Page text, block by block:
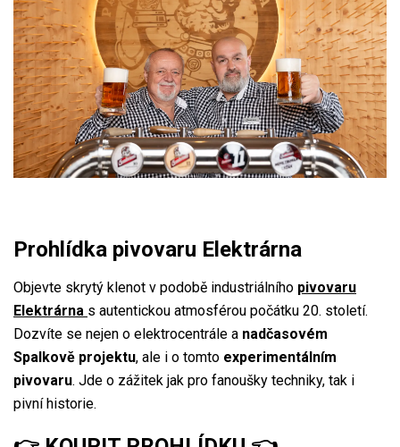
Prohlídka pivovaru Elektrárna
Objevte skrytý klenot v podobě industriálního pivovaru
Elektrárna s autentickou atmosférou počátku 20. století.
Dozvíte se nejen o elektrocentrále a nadčasovém
Spalkově projektu, ale i o tomto experimentálním
pivovaru. Jde o zážitek jak pro fanoušky techniky, tak i
pivní historie.